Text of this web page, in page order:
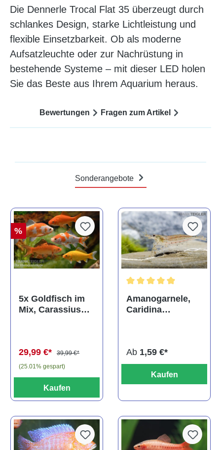
Die Dennerle Trocal Flat 35 überzeugt durch
schlankes Design, starke Lichtleistung und
flexible Einsetzbarkeit. Ob als moderne
Aufsatzleuchte oder zur Nachrüstung in
bestehende Systeme – mit dieser LED holen
Sie das Beste aus Ihrem Aquarium heraus.
Bewertungen Fragen zum Artikel
Sonderangebote
%
5x Goldfisch im
Mix, Carassius
29,99 €*
39,99 €*
(25.01% gespart)
Kaufen
Amanogarnele,
Caridina
Ab 1,59 €*
Kaufen